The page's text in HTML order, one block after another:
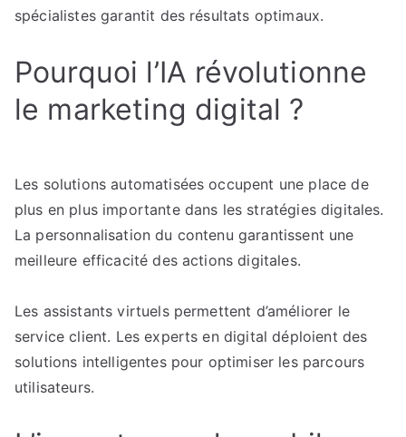
spécialistes garantit des résultats optimaux.
Pourquoi l’IA révolutionne
le marketing digital ?
Les solutions automatisées occupent une place de
plus en plus importante dans les stratégies digitales.
La personnalisation du contenu garantissent une
meilleure efficacité des actions digitales.
Les assistants virtuels permettent d’améliorer le
service client. Les experts en digital déploient des
solutions intelligentes pour optimiser les parcours
utilisateurs.